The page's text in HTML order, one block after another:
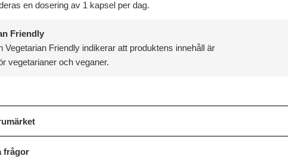
en dosering av 1 kapsel per dag.
Friendly
Vegetarian Friendly indikerar att produktens innehåll är
vegetarianer och veganer.
frågor